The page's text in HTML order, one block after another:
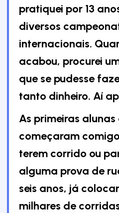
pratiquei por 13
diversos
internacionais.
acabou, procurei
que se pudesse
tanto dinheiro. Aí
As primeiras
começaram
terem corrido ou
alguma prova de
seis anos, já
milhares de